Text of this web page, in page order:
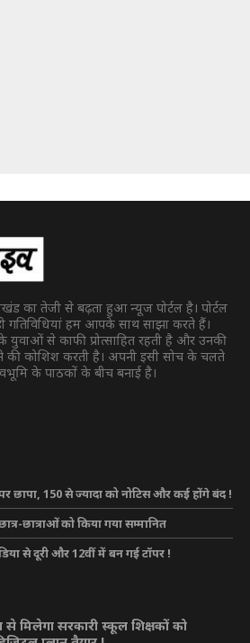
का तेजी से बढ़ता हुआ न्यूज पोर्टल है। पोर्टल
गतिविधियां हम आपके साथ साझा करते हैं।
के युवाओं से काफी प्रोत्साहित रहती है और उनकी
की कोशिश करती है। अपनी इसी सोच के चलते
के पाठकों के बीच बनाई है।
छापा, 150 से ज्यादा को नोटिस और कई होंगे बंद !
छात्राओं को किया गया सम्मानित
से दूरी और 12वीं में बन गई टॉपर !
मिलेगा सरकारी स्कूल शिक्षकों को